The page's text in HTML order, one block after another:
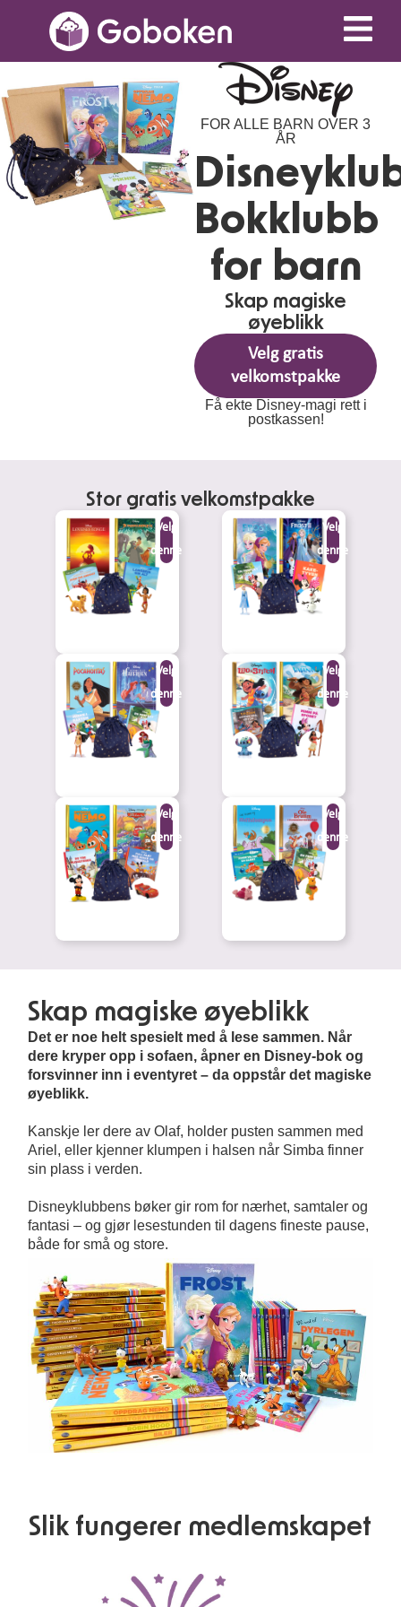
FOR ALLE BARN OVER 3
ÅR
Bokklubb
for barn
Skap magiske
øyeblikk
Velg gratis
velkomstpakke
Få ekte Disney-magi rett i
postkassen!
Stor gratis velkomstpakke
Velg
denne
Velg
denne
Velg
denne
Velg
denne
Velg
denne
Velg
denne
Skap magiske øyeblikk
Det er noe helt spesielt med å lese sammen. Når
dere kryper opp i sofaen, åpner en Disney-bok og
forsvinner inn i eventyret – da oppstår det magiske
øyeblikk.
Kanskje ler dere av Olaf, holder pusten sammen med
Ariel, eller kjenner klumpen i halsen når Simba finner
sin plass i verden.
Disneyklubbens bøker gir rom for nærhet, samtaler og
fantasi – og gjør lesestunden til dagens fineste pause,
både for små og store.
Slik fungerer medlemskapet